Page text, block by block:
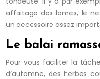
affaitage des lames, le
un accessoire assez
Le balai
Pour vous faciliter la
d’automne, des herbes